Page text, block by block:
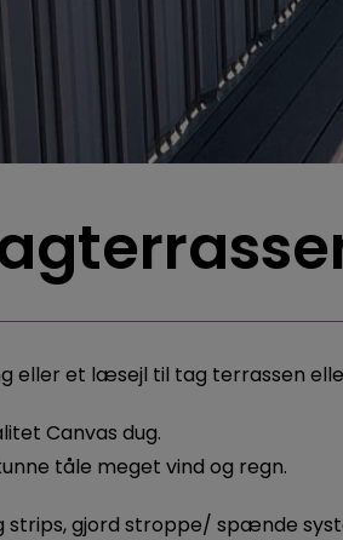
eller et læsejl til tag terrassen
Canvas dug.
tåle meget vind og regn.
strips, gjord stroppe/ spænde